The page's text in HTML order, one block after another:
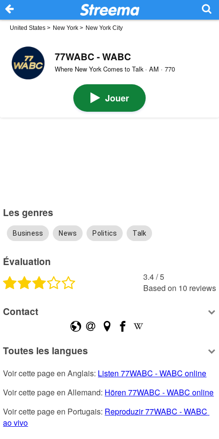
United States > New York > New York City
77WABC - WABC
Where New York Comes to Talk · AM · 770
Jouer
Les genres
Business News Politics Talk
Évaluation
3.4 /5
Based on 10 reviews
Contact
Toutes les langues
Voir cette page en Anglais: Listen 77WABC - WABC online
Voir cette page en Allemand: Hören 77WABC - WABC online
Voir cette page en Portugais: Reproduzir 77WABC - WABC
ao vivo